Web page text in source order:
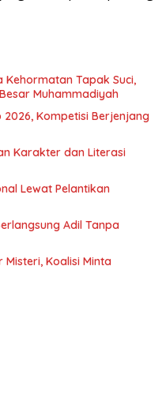
Tapak Suci,
Muhammadiyah
2026, Kompetisi Berjenjang
Karakter dan Literasi
Lewat Pelantikan
Adil Tanpa
Koalisi Minta